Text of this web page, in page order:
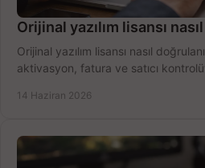
Orijinal yazılım lisansı
Orijinal yazılım lisansı nasıl
aktivasyon, fatura ve satıcı
14 Haziran 2026